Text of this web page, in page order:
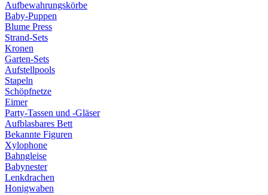
Aufbewahrungskörbe
Baby-Puppen
Blume Press
Strand-Sets
Kronen
Garten-Sets
Aufstellpools
Stapeln
Schöpfnetze
Eimer
Party-Tassen und -Gläser
Aufblasbares Bett
Bekannte Figuren
Xylophone
Bahngleise
Babynester
Lenkdrachen
Honigwaben